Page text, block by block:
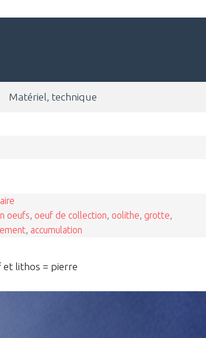
Matériel, technique
oeufs oeuf de collection oolithe grotte
accumulation
lithos = pierre